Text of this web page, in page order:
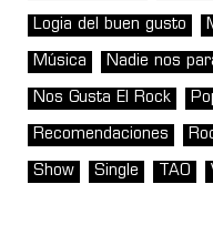
Logia del buen gusto
Música Nadie nos
Nos Gusta El Rock
Recomendaciones
Show Single TAO